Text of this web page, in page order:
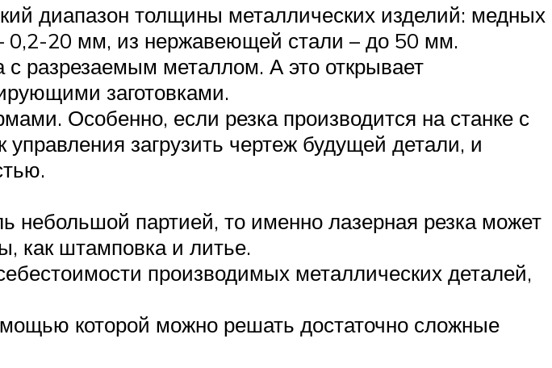
диапазон толщины металлических изделий: медных
20 мм, из нержавеющей стали – до 50 мм.
с разрезаемым металлом. А это открывает
заготовками.
Особенно, если резка производится на станке с
загрузить чертеж будущей детали, и
небольшой партией, то именно лазерная резка может
как штамповка и литье.
производимых металлических деталей,
которой можно решать достаточно сложные